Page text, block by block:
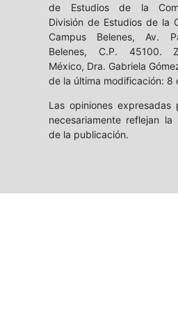
de Estudios de la
División de Estudios de la
Campus Belenes, Av.
Belenes, C.P. 45100.
México, Dra. Gabriela
de la última modificación: 8
Las opiniones expresadas
necesariamente reflejan
de la publicación.